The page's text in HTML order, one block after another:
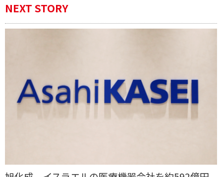
NEXT STORY